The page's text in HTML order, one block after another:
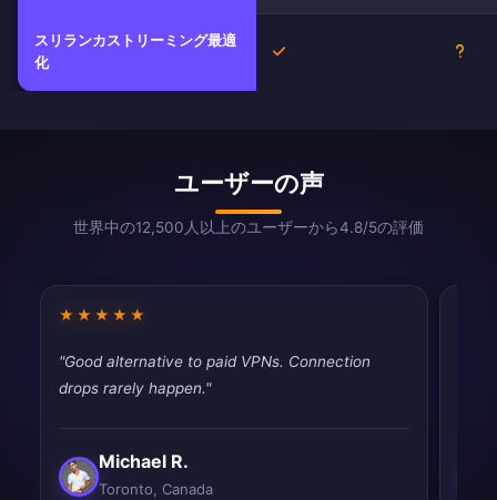
スリランカストリーミング最適
化
はい
ユーザーの声
世界中の12,500人以上のユーザーから4.8/5の評価
★★★★★
"Good alternative to paid VPNs. Connection
drops rarely happen."
Michael R.
Toronto, Canada